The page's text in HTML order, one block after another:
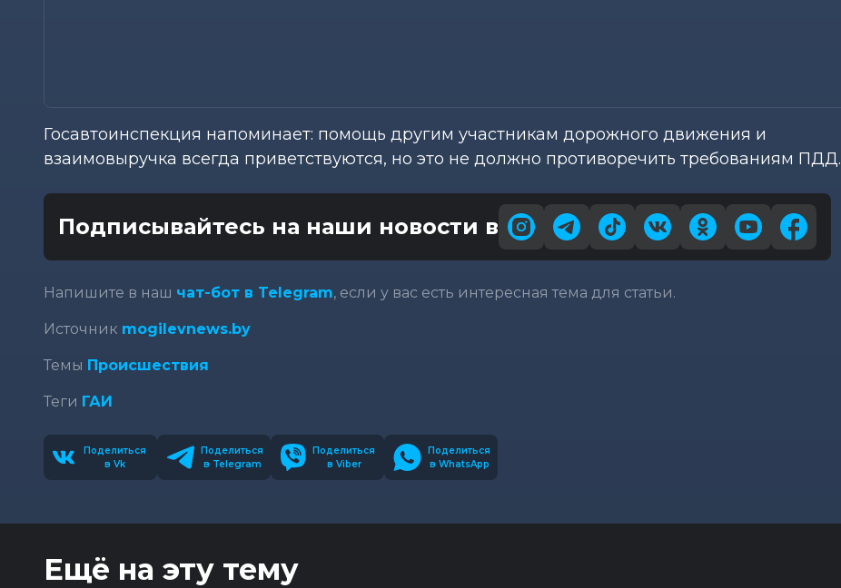
Госавтоинспекция напоминает: помощь другим участникам дорожного движения и
взаимовыручка всегда приветствуются, но это не должно противоречить требованиям ПДД.
Подписывайтесь на наши новости в
Напишите в наш чат-бот в Telegram, если у вас есть интересная тема для статьи.
Источник mogilevnews.by
Темы Происшествия
Теги ГАИ
Поделиться
в Vk
Поделиться
в Telegram
Поделиться
в Viber
Поделиться
в WhatsApp
Ещё на эту тему